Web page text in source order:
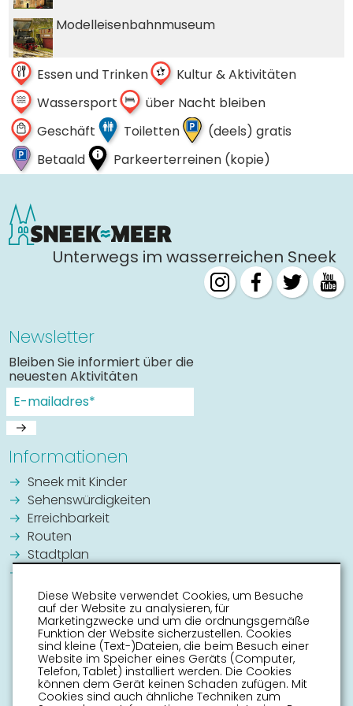
Modelleisenbahnmuseum
Sneeker Rathaus
St. Martinskirche
Sneeker Streichelzoo
Wasserturm
Festung der Fortuna, 11Fontänen
Theater Sneek
Nationale Denkmäler Sneek
Mühlen um Sneek
Wilhelmina Park
Kostenlose Toilette
Openbaar toilet
Gratis toilet (kopie)
Essen und Trinken
Kultur & Aktivitäten
Wassersport
über Nacht bleiben
Geschäft
Toiletten
(deels) gratis
Betaald
Parkeerterreinen (kopie)
Unterwegs im wasserreichen Sneek
Newsletter
Bleiben Sie informiert über die
neuesten Aktivitäten
Informationen
Sneek mit Kinder
Sehenswürdigkeiten
Erreichbarkeit
Routen
Stadtplan
Diese Website verwendet Cookies, um Besuche
auf der Website zu analysieren, für
Marketingzwecke und um die ordnungsgemäße
Funktion der Website sicherzustellen. Cookies
sind kleine (Text-)Dateien, die beim Besuch einer
Website im Speicher eines Geräts (Computer,
Telefon, Tablet) installiert werden. Die Cookies
können dem Gerät keinen Schaden zufügen. Mit
Cookies sind auch ähnliche Techniken zum